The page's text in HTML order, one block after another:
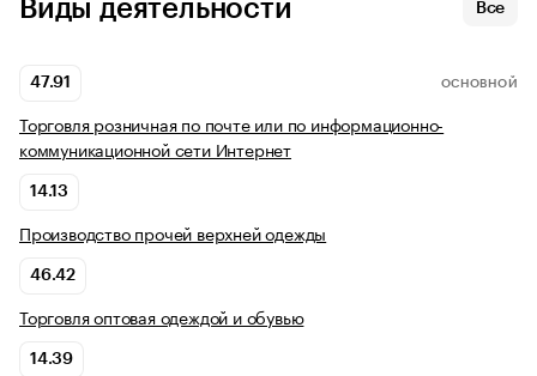
Виды деятельности Все
47.91 ОСНОВНОЙ
Торговля розничная по почте или по информационно-
коммуникационной сети Интернет
14.13
Производство прочей верхней одежды
46.42
Торговля оптовая одеждой и обувью
14.39